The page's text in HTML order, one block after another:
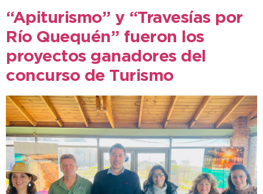
“Apiturismo” y “Travesías por
Río Quequén” fueron los
proyectos ganadores del
concurso de Turismo